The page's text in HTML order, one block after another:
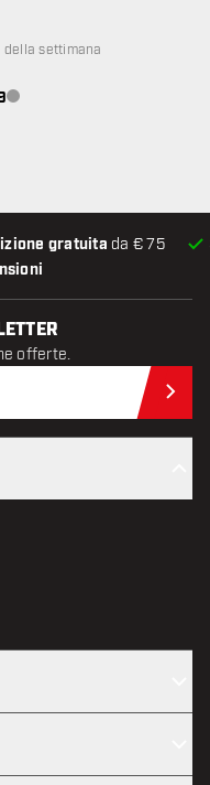
gratuita da € 75
non disponibile
settimana
Servizio clienti non disponibile
offerte.